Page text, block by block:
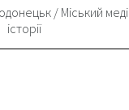
/ Міський
історії